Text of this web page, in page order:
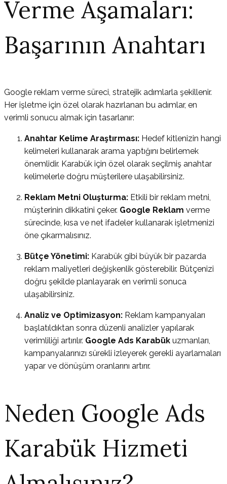
Verme Aşamaları:
Başarının Anahtarı
Google reklam verme süreci, stratejik adımlarla şekillenir.
Her işletme için özel olarak hazırlanan bu adımlar, en
verimli sonucu almak için tasarlanır:
Anahtar Kelime Araştırması: Hedef kitlenizin hangi
kelimeleri kullanarak arama yaptığını belirlemek
önemlidir. Karabük için özel olarak seçilmiş anahtar
kelimelerle doğru müşterilere ulaşabilirsiniz.
Reklam Metni Oluşturma: Etkili bir reklam metni,
müşterinin dikkatini çeker. Google Reklam verme
sürecinde, kısa ve net ifadeler kullanarak işletmenizi
öne çıkarmalısınız.
Bütçe Yönetimi: Karabük gibi büyük bir pazarda
reklam maliyetleri değişkenlik gösterebilir. Bütçenizi
doğru şekilde planlayarak en verimli sonuca
ulaşabilirsiniz.
Analiz ve Optimizasyon: Reklam kampanyaları
başlatıldıktan sonra düzenli analizler yapılarak
verimliliği artırılır. Google Ads Karabük uzmanları,
kampanyalarınızı sürekli izleyerek gerekli ayarlamaları
yapar ve dönüşüm oranlarını artırır.
Neden Google Ads
Karabük Hizmeti